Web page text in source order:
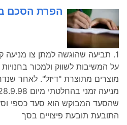
הפרת הסכם
1. תביעה שהוגשה למתן צו מניעה
על המשיבות לשווק ולמכור בחנויות
מוצרים מתוצרת
שהסעד המבוקש הוא סעד כספי
התובעת תובעת פיצויים בסך